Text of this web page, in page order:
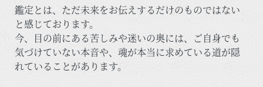
鑑定とは、ただ未来をお伝えするだけのものではない
と感じております。
今、目の前にある苦しみや迷いの奥には、ご自身でも
気づけていない本音や、魂が本当に求めている道が隠
れていることがあります。